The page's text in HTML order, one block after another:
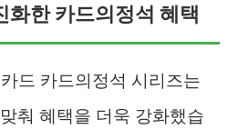
화한 카드의정석 혜택
드 카드의정석 시리즈는
춰 혜택을 더욱 강화했습